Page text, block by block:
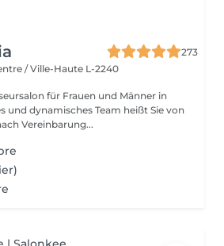
273
/ Ville-Haute L-2240
für Frauen und Männer in
und dynamisches Team heißt Sie von
Vereinbarung...